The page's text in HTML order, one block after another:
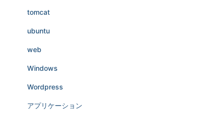
tomcat
ubuntu
web
Windows
Wordpress
アプリケーション